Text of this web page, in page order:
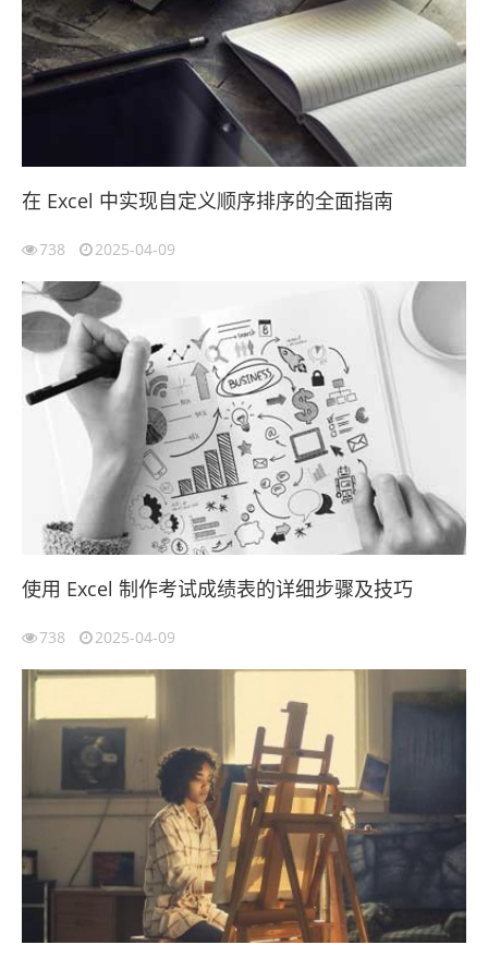
在 Excel 中实现自定义顺序排序的全面指南
738 2025-04-09
使用 Excel 制作考试成绩表的详细步骤及技巧
738 2025-04-09